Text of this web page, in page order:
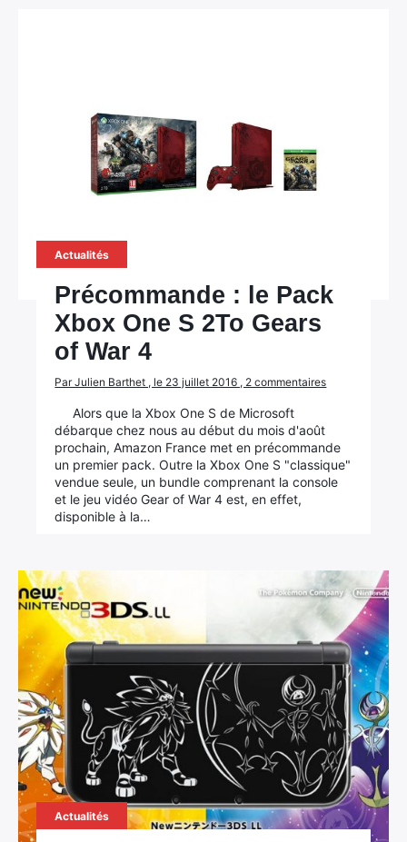
Actualités
Précommande : le Pack
Xbox One S 2To Gears
of War 4
Par Julien Barthet , le 23 juillet 2016 , 2 commentaires
Alors que la Xbox One S de Microsoft
débarque chez nous au début du mois d'août
prochain, Amazon France met en précommande
un premier pack. Outre la Xbox One S "classique"
vendue seule, un bundle comprenant la console
et le jeu vidéo Gear of War 4 est, en effet,
disponible à la…
Actualités